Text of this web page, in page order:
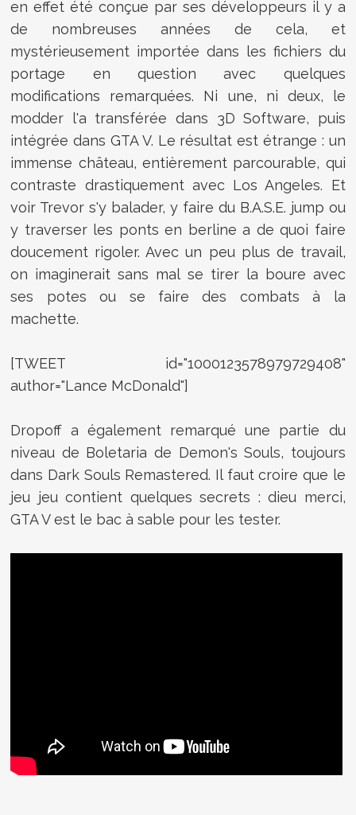
en effet été conçue par ses développeurs il y a
de nombreuses années de cela, et
mystérieusement importée dans les fichiers du
portage en question avec quelques
modifications remarquées. Ni une, ni deux, le
modder l'a transférée dans 3D Software, puis
intégrée dans GTA V. Le résultat est étrange : un
immense château, entièrement parcourable, qui
contraste drastiquement avec Los Angeles. Et
voir Trevor s'y balader, y faire du B.A.S.E. jump ou
y traverser les ponts en berline a de quoi faire
doucement rigoler. Avec un peu plus de travail,
on imaginerait sans mal se tirer la boure avec
ses potes ou se faire des combats à la
machette.
[TWEET id="1000123578979729408"
author="Lance McDonald"]
Dropoff a également remarqué une partie du
niveau de Boletaria de Demon's Souls, toujours
dans Dark Souls Remastered. Il faut croire que le
jeu jeu contient quelques secrets : dieu merci,
GTA V est le bac à sable pour les tester.